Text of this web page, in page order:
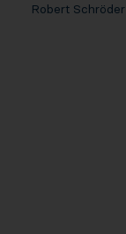
Robert Schröder